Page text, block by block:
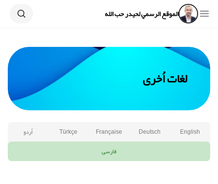
Open sidebarالموقع الرسمي لحيدر حب الله Search
لغات اُخرى
English
Deutsch
Française
Türkçe
اُردو
فارسی